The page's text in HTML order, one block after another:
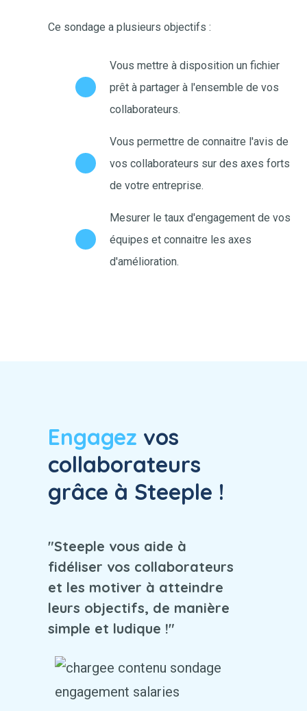
Ce sondage a plusieurs objectifs :
Vous mettre à disposition un fichier
prêt à partager à l'ensemble de vos
collaborateurs.
Vous permettre de connaitre l'avis de
vos collaborateurs sur des axes forts
de votre entreprise.
Mesurer le taux d'engagement de vos
équipes et connaitre les axes
d'amélioration.
Engagez vos
collaborateurs
grâce à Steeple !
"Steeple vous aide à
fidéliser vos collaborateurs
et les motiver à atteindre
leurs objectifs, de manière
simple et ludique !"